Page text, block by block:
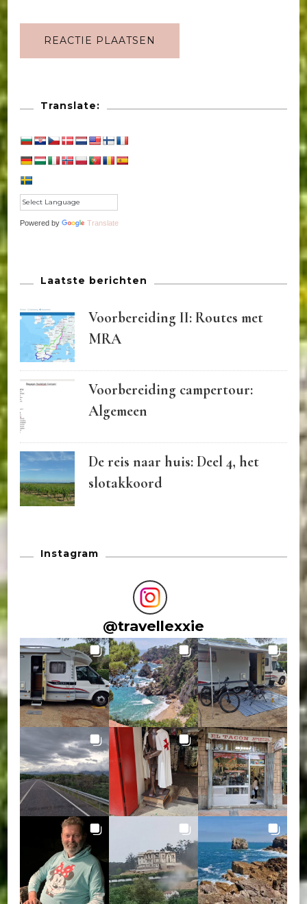
Translate:
Powered by Translate
Laatste berichten
Voorbereiding II: Routes met
MRA
Voorbereiding campertour:
Algemeen
De reis naar huis: Deel 4, het
slotakkoord
Instagram
@travellexxie